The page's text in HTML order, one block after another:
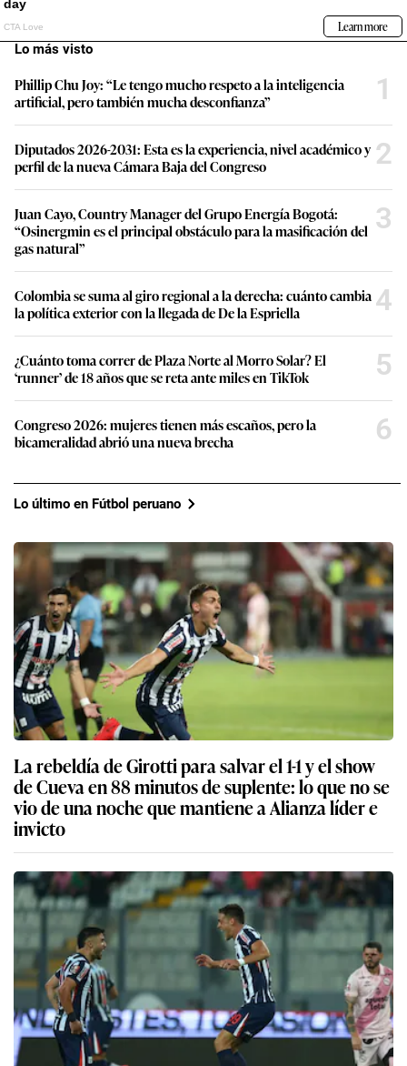
Lo más visto
Phillip Chu Joy: “Le tengo mucho respeto a la inteligencia
artificial, pero también mucha desconfianza”
1
Diputados 2026-2031: Esta es la experiencia, nivel académico y
perfil de la nueva Cámara Baja del Congreso
2
Juan Cayo, Country Manager del Grupo Energía Bogotá:
“Osinergmin es el principal obstáculo para la masificación del
gas natural”
3
Colombia se suma al giro regional a la derecha: cuánto cambia
la política exterior con la llegada de De la Espriella
4
¿Cuánto toma correr de Plaza Norte al Morro Solar? El
‘runner’ de 18 años que se reta ante miles en TikTok
5
Congreso 2026: mujeres tienen más escaños, pero la
bicameralidad abrió una nueva brecha
6
Lo último en Fútbol peruano
La rebeldía de Girotti para salvar el 1-1 y el show
de Cueva en 88 minutos de suplente: lo que no se
vio de una noche que mantiene a Alianza líder e
invicto